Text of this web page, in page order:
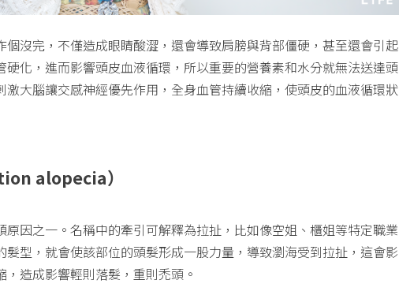
個沒完，不僅造成眼睛酸澀，還會導致肩膀與背部僵硬，甚至還會引起
化，進而影響頭皮血液循環，所以重要的營養素和水分就無法送達頭
激大腦讓交感神經優先作用，全身血管持續收縮，使頭皮的血液循環狀
alopecia）
因之一。名稱中的牽引可解釋為拉扯，比如像空姐、櫃姐等特定職業
型，就會使該部位的頭髮形成一股力量，導致瀏海受到拉扯，這會影
造成影響輕則落髮，重則禿頭。